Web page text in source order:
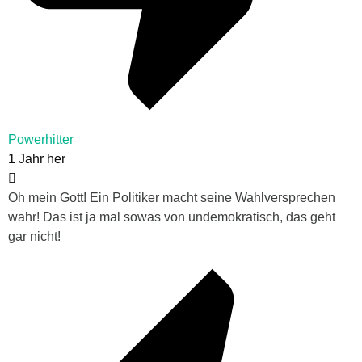
Powerhitter
1 Jahr her
Oh mein Gott! Ein Politiker macht seine Wahlversprechen
wahr! Das ist ja mal sowas von undemokratisch, das geht
gar nicht!